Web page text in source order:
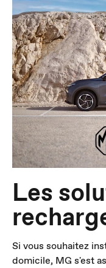
Les
Si vous souhaitez
domicile, MG s'est